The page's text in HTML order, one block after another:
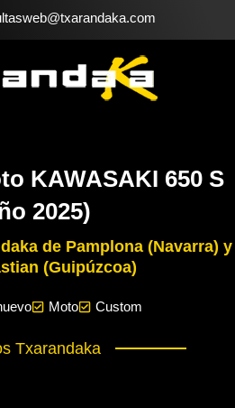
moc.akadnaraxt
KAWASAKI 650 S
2025)
de Pamplona (Navarra) y
(Guipúzcoa)
Moto Custom
Txarandaka